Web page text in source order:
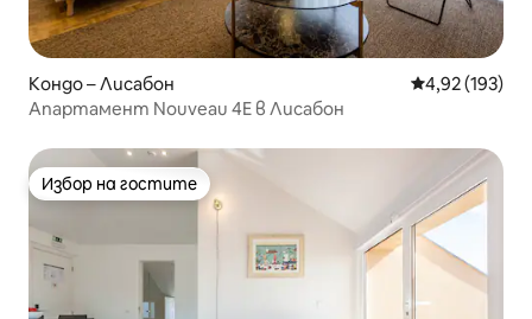
Кондо – Лисабон Средна
4,92 (193)
Апартамент Nouveau 4E в Лисабон
Избор на гостите
Избор на гостите